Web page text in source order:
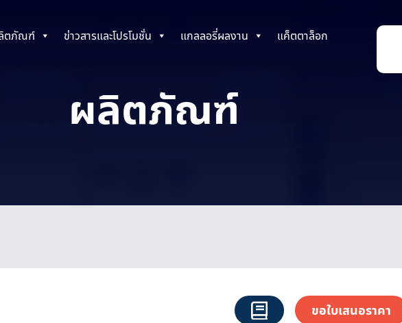
ตภัณฑ์ ข่าวสารและโปรโมชั่น แกลลอรี่ผลงาน
แค็ตตาล็อก
d
ผลิตภัณฑ์
ขอใบเสนอราคา